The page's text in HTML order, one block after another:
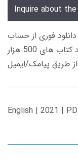
Inquire about
هزار تومانی دانلود فوری از حساب
کاربری می باشد، و زمان تحویل لینک دانلود کتاب های 500 هزار
English | 2021 |